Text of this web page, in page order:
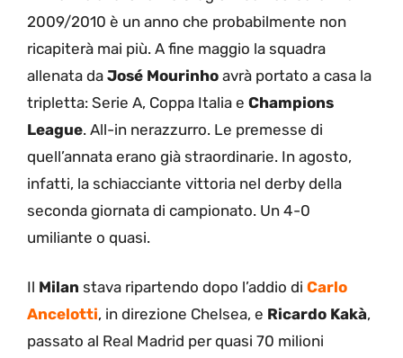
2009/2010 è un anno che probabilmente non
ricapiterà mai più. A fine maggio la squadra
allenata da José Mourinho avrà portato a casa la
tripletta: Serie A, Coppa Italia e Champions
League. All-in nerazzurro. Le premesse di
quell’annata erano già straordinarie. In agosto,
infatti, la schiacciante vittoria nel derby della
seconda giornata di campionato. Un 4-0
umiliante o quasi.
Il Milan stava ripartendo dopo l’addio di Carlo
Ancelotti, in direzione Chelsea, e Ricardo Kakà,
passato al Real Madrid per quasi 70 milioni